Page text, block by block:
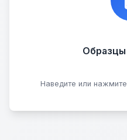
Образцы
Наведите или
Договор